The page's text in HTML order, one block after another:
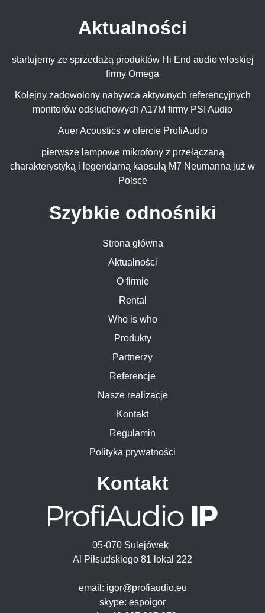
Aktualności
startujemy ze sprzedażą produktów Hi End audio włoskiej
firmy Omega
Kolejny zadowolony nabywca aktywnych referencyjnych
monitorów odsłuchowych A17M firmy PSI Audio
Auer Acoustics w ofercie ProfiAudio
pierwsze lampowe mikrofony z przełączaną
charakterystyką i legendarną kapsułą M7 Neumanna już w
Polsce
Szybkie odnośniki
Strona główna
Aktualności
O firmie
Rental
Who is who
Produkty
Partnerzy
Referencje
Nasze realizacje
Kontakt
Regulamin
Polityka prywatności
Kontakt
05-070 Sulejówek
Al Piłsudskiego 81 lokal 222
email: igor@profiaudio.eu
skype: espoigor